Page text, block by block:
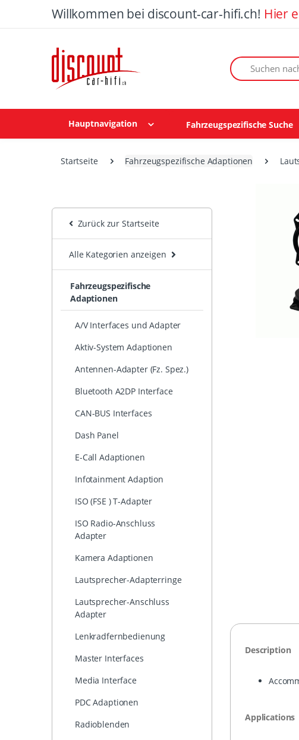
Willkommen bei discount-car-hifi.ch! Hier
Suchen nach
Hauptnavigation Fahrzeugspezifische Suche
Startseite Fahrzeugspezifische Adaptionen
Zurück zur Startseite
Alle Kategorien anzeigen
Fahrzeugspezifische
Adaptionen
A/V Interfaces und Adapter
Aktiv-System Adaptionen
Antennen-Adapter (Fz. Spez.)
Bluetooth A2DP Interface
CAN-BUS Interfaces
Dash Panel
E-Call Adaptionen
Infotainment Adaption
ISO (FSE ) T-Adapter
ISO Radio-Anschluss
Adapter
Kamera Adaptionen
Lautsprecher-Adapterringe
Lautsprecher-Anschluss
Adapter
Lenkradfernbedienung
Master Interfaces
Media Interface
PDC Adaptionen
Radioblenden
Description
Applications